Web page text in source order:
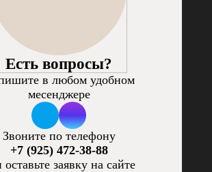
Есть вопросы?
в любом удобном
месенджере
Звоните по телефону
+7 (925) 472-38-88
оставьте заявку на сайте